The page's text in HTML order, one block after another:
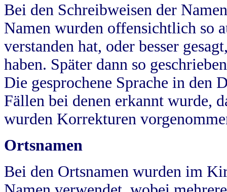
Bei den Schreibweisen der
Namen wurden offensichtlich so
verstanden hat, oder besser
haben. Später dann so
Die gesprochene Sprache in
Fällen bei denen erkannt wurde,
wurden Korrekturen
Ortsnamen
Bei den Ortsnamen wurden im